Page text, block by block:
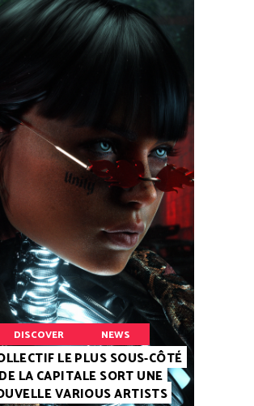
DISCOVER NEWS
LE PLUS SOUS-CÔTÉ
DE LA CAPITALE SORT UNE
VARIOUS ARTISTS